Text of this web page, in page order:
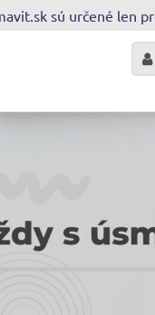
sú určené len